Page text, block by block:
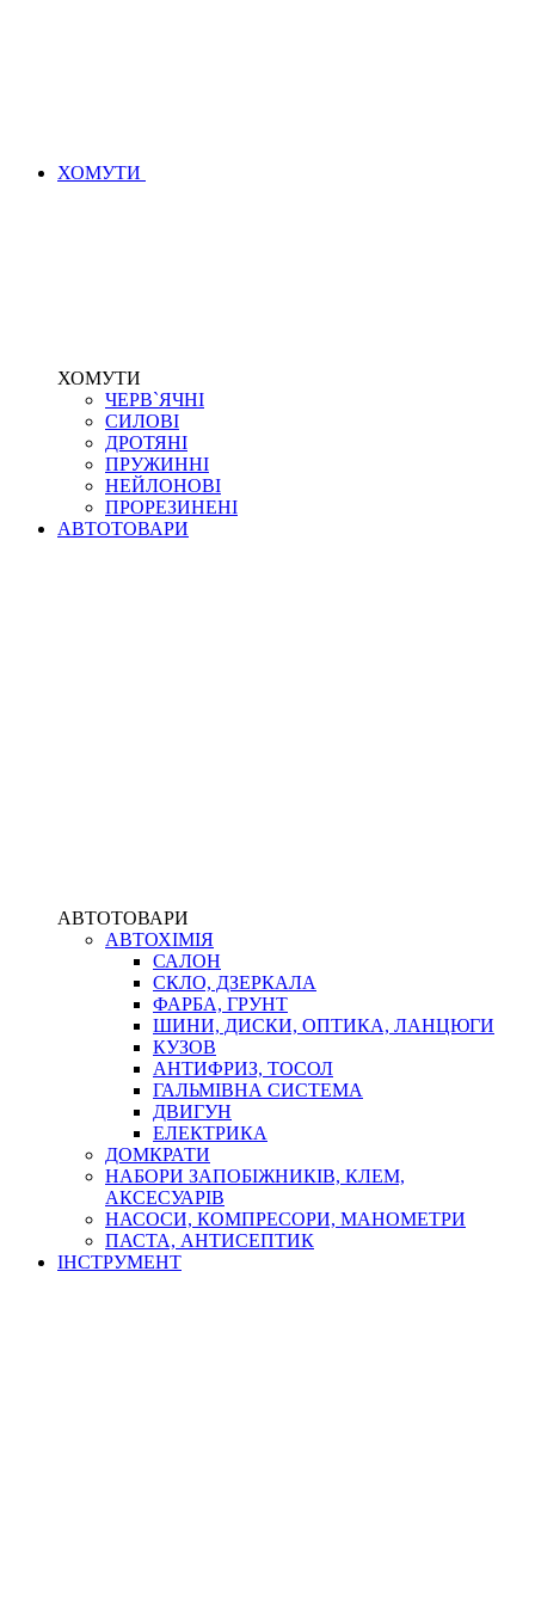
ХОМУТИ
ХОМУТИ
ЧЕРВ`ЯЧНІ
СИЛОВІ
ДРОТЯНІ
ПРУЖИННІ
НЕЙЛОНОВІ
ПРОРЕЗИНЕНІ
АВТОТОВАРИ
АВТОТОВАРИ
АВТОХІМІЯ
САЛОН
СКЛО, ДЗЕРКАЛА
ФАРБА, ГРУНТ
ШИНИ, ДИСКИ, ОПТИКА, ЛАНЦЮГИ
КУЗОВ
АНТИФРИЗ, ТОСОЛ
ГАЛЬМІВНА СИСТЕМА
ДВИГУН
ЕЛЕКТРИКА
ДОМКРАТИ
НАБОРИ ЗАПОБІЖНИКІВ, КЛЕМ,
АКСЕСУАРІВ
НАСОСИ, КОМПРЕСОРИ, МАНОМЕТРИ
ПАСТА, АНТИСЕПТИК
ІНСТРУМЕНТ